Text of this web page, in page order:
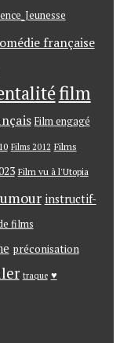
française
film
Film engagé
Films 2012 Films
Film vu à l'Utopia
instructif-
films
préconisation
traque ♥